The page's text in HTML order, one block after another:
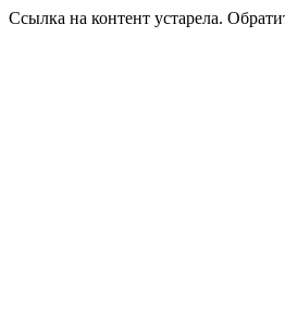
Ссылка на контент устарела.